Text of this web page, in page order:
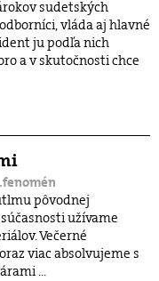
sudetských
vláda aj hlavné
ju podľa nich
a v skutočnosti chce
.fenomén
pôvodnej
užívame
Večerné
viac absolvujeme s
...